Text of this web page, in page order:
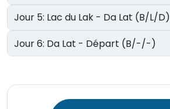
Jour 5: Lac du Lak - Da Lat (B/L/D)
Jour 6: Da Lat - Départ (B/-/-)